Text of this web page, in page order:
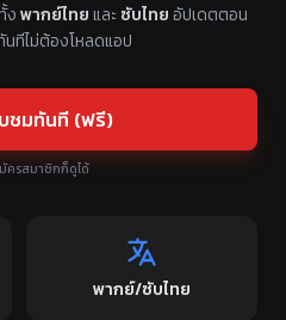
งพากย์ไทยและ ซับไทยอัปเดตตอน
นทีไม่ต้องโหลดแอป
ชมทันที (ฟรี)
ครสมาชิกก็ดูได้
พากย์/ซับไทย